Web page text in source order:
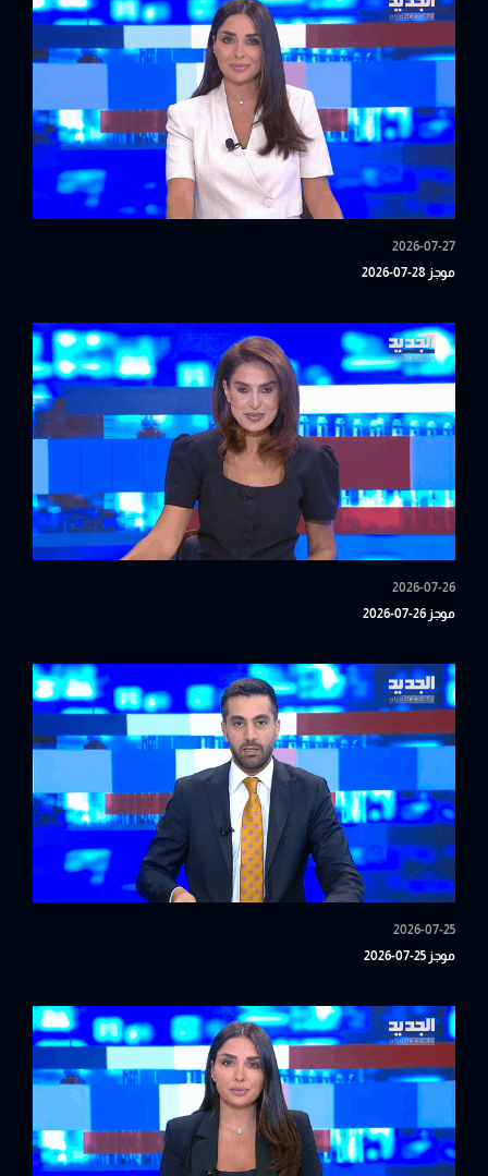
2026-07-27
موجز 28-07-2026
2026-07-26
موجز 26-07-2026
2026-07-25
موجز 25-07-2026